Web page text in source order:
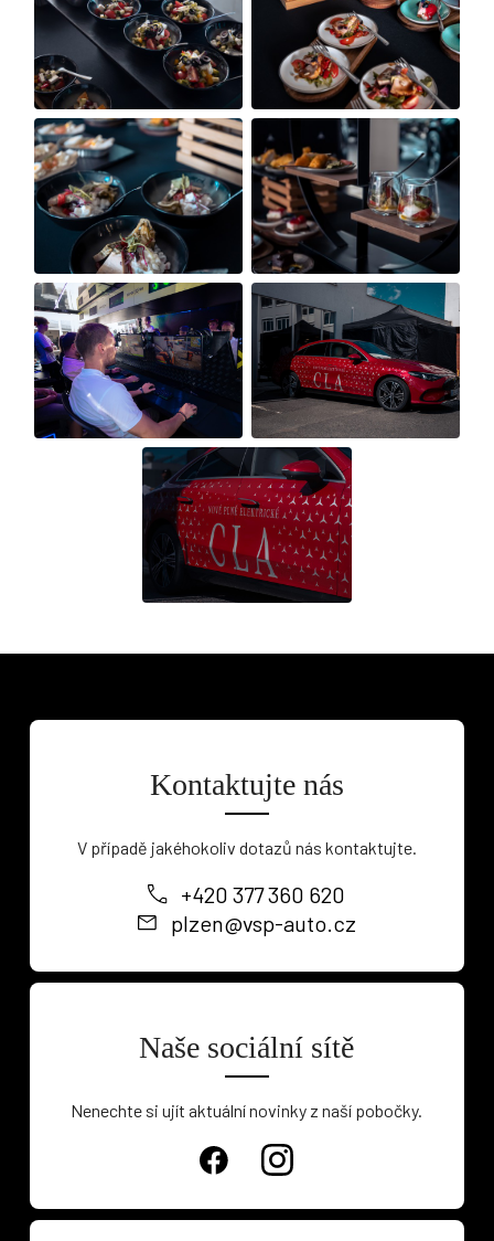
Kontaktujte nás
V případě jakéhokoliv dotazů nás kontaktujte.
+420 377 360 620
plzen@vsp-auto.cz
Naše sociální sítě
Nenechte si ujít aktuální novinky z naší pobočky.